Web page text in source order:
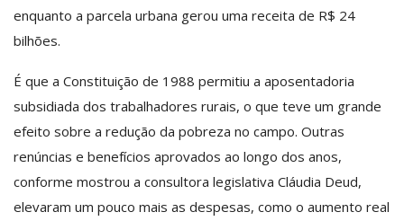
enquanto a parcela urbana gerou uma receita de R$ 24
bilhões.
É que a Constituição de 1988 permitiu a aposentadoria
subsidiada dos trabalhadores rurais, o que teve um grande
efeito sobre a redução da pobreza no campo. Outras
renúncias e benefícios aprovados ao longo dos anos,
conforme mostrou a consultora legislativa Cláudia Deud,
elevaram um pouco mais as despesas, como o aumento real